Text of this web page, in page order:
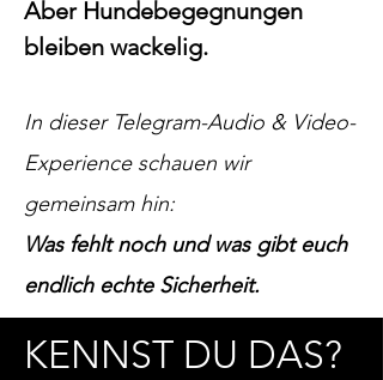
Aber Hundebegegnungen
bleiben wackelig.
In dieser Telegram-Audio & Video-
Experience schauen wir
gemeinsam hin:
Was fehlt noch und was gibt euch
endlich echte Sicherheit.
KENNST DU DAS?